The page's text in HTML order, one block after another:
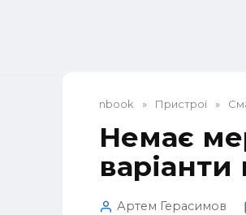
nbook » Пристрої »
Немає
Артем Герасимов